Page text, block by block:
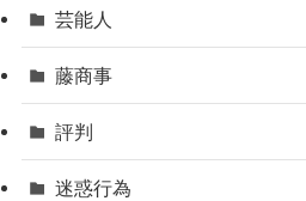
芸能人
藤商事
評判
迷惑行為